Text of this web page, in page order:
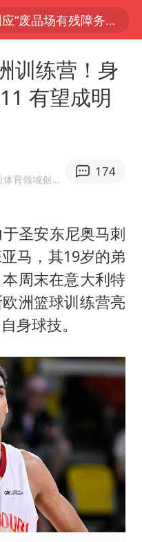
佛山回应“废品场有残障务工人员”
李亚鹏向地铁吐血女孩捐99999元
“老头乐”悬挂“蒙H好几个8”上路
被一条街帮助的“煎饼叔叔”去世
香港乐坛著名填词人黎彼得去世
前8天被改判死缓
13岁少年白天写作业晚上夜市炒粉
5项对美反制措施
外交部回应日本将中国列为最大挑战
持续带火“中国购”
兰州拉面要改名了
张家界中心汽车站候车厅漏水如瀑布
坚持党全面领导和党中央集中统一领导
训练营！身
有望成明
·优质体育领域创作者
174
圣安东尼奥马刺
马，其19岁的弟
周末在意大利特
洲篮球训练营亮
身球技。